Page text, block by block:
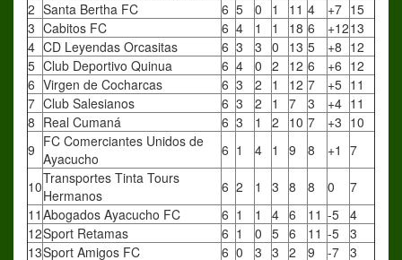
2 Santa Bertha FC 6 5 0 1 11 4 +7 15
3 Cabitos FC 6 4 1 1 18 6 +1213
4 CD Leyendas Orcasitas 6 3 3 0 13 5 +8 12
5 Club Deportivo Quinua 6 4 0 2 12 6 +6 12
6 Virgen de Cocharcas 6 3 2 1 12 7 +5 11
7 Club Salesianos 6 3 2 1 7 3 +4 11
8 Real Cumaná 6 3 1 2 10 7 +3 10
9 FC Comerciantes Unidos de
Ayacucho
6 1 4 1 9 8 +1 7
10Transportes Tinta Tours
Hermanos
6 2 1 3 8 8 0
7
11 Abogados Ayacucho FC 6 1 1 4 6 11 -5 4
12Sport Retamas 6 1 0 5 6 11 -5 3
13Sport Amigos FC 6 0 3 3 2 9 -7 3